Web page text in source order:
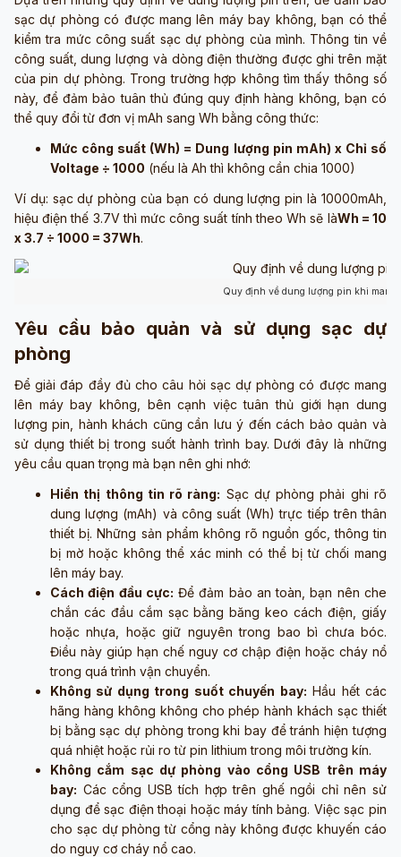
sạc dự phòng có được mang lên máy bay không, bạn có thể
kiểm tra mức công suất sạc dự phòng của mình. Thông tin về
công suất, dung lượng và dòng điện thường được ghi trên mặt
của pin dự phòng. Trong trường hợp không tìm thấy thông số
này, để đảm bảo tuân thủ đúng quy định hàng không, bạn có
thể quy đổi từ đơn vị mAh sang Wh bằng công thức:
Mức công suất (Wh) = Dung lượng pin mAh) x Chỉ số
Voltage ÷ 1000 (nếu là Ah thì không cần chia 1000)
Ví dụ: sạc dự phòng của bạn có dung lượng pin là 10000mAh,
hiệu điện thế 3.7V thì mức công suất tính theo Wh sẽ làWh = 10
x 3.7 ÷ 1000 = 37Wh.
Quy định về dung lượng pin khi mang
Yêu cầu bảo quản và sử dụng sạc dự
phòng
Để giải đáp đầy đủ cho câu hỏi sạc dự phòng có được mang
lên máy bay không, bên cạnh việc tuân thủ giới hạn dung
lượng pin, hành khách cũng cần lưu ý đến cách bảo quản và
sử dụng thiết bị trong suốt hành trình bay. Dưới đây là những
yêu cầu quan trọng mà bạn nên ghi nhớ:
Hiển thị thông tin rõ ràng: Sạc dự phòng phải ghi rõ
dung lượng (mAh) và công suất (Wh) trực tiếp trên thân
thiết bị. Những sản phẩm không rõ nguồn gốc, thông tin
bị mờ hoặc không thể xác minh có thể bị từ chối mang
lên máy bay.
Cách điện đầu cực: Để đảm bảo an toàn, bạn nên che
chắn các đầu cắm sạc bằng băng keo cách điện, giấy
hoặc nhựa, hoặc giữ nguyên trong bao bì chưa bóc.
Điều này giúp hạn chế nguy cơ chập điện hoặc cháy nổ
trong quá trình vận chuyển.
Không sử dụng trong suốt chuyến bay: Hầu hết các
hãng hàng không không cho phép hành khách sạc thiết
bị bằng sạc dự phòng trong khi bay để tránh hiện tượng
quá nhiệt hoặc rủi ro từ pin lithium trong môi trường kín.
Không cắm sạc dự phòng vào cổng USB trên máy
bay: Các cổng USB tích hợp trên ghế ngồi chỉ nên sử
dụng để sạc điện thoại hoặc máy tính bảng. Việc sạc pin
cho sạc dự phòng từ cổng này không được khuyến cáo
do nguy cơ cháy nổ cao.